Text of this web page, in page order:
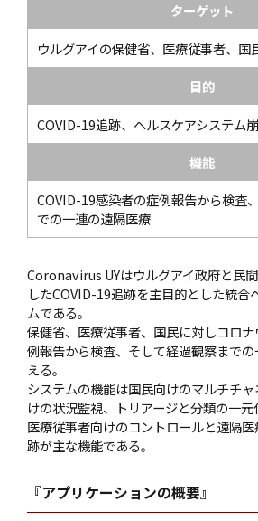
ターゲット
ウルグアイの保健省、医療従事者、国
目的
COVID-19追跡、ヘルスケアシステム
機能
COVID-19感染者の症例報告から検査
での一連の遠隔医療
Coronavirus UYはウルグアイ政府と民
したCOVID-19追跡を主目的とした統合
ムである。
保健省、医療従事者、国民に対しコロ
例報告から検査、そして経過観察まで
える。
システムの機能は国民向けのマルチチ
けの状況監視、トリアージと分類の一元
医療従事者向けのコントロールと遠隔
跡が主な機能である。
『アプリケーションの概要』